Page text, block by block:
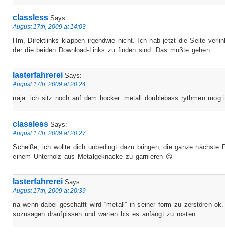
classless Says:
August 17th, 2009 at 14:03
Hm, Direktlinks klappen irgendwie nicht. Ich hab jetzt die Seite
der die beiden Download-Links zu finden sind. Das müßte gehen.
lasterfahrerei Says:
August 17th, 2009 at 20:24
naja. ich sitz noch auf dem hocker. metall doublebass rythmen mog
classless Says:
August 17th, 2009 at 20:27
Scheiße, ich wollte dich unbedingt dazu bringen, die ganze nächste
einem Unterholz aus Metalgeknacke zu garnieren 😉
lasterfahrerei Says:
August 17th, 2009 at 20:39
na wenn dabei geschafft wird “metall” in seiner form zu zerstören
sozusagen draufpissen und warten bis es anfängt zu rosten.